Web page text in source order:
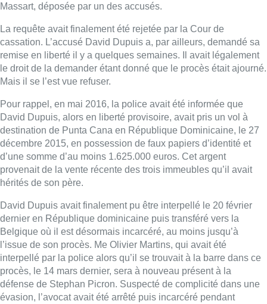
Massart, déposée par un des accusés.
La requête avait finalement été rejetée par la Cour de
cassation. L’accusé David Dupuis a, par ailleurs, demandé sa
remise en liberté il y a quelques semaines. Il avait légalement
le droit de la demander étant donné que le procès était ajourné.
Mais il se l’est vue refuser.
Pour rappel, en mai 2016, la police avait été informée que
David Dupuis, alors en liberté provisoire, avait pris un vol à
destination de Punta Cana en République Dominicaine, le 27
décembre 2015, en possession de faux papiers d’identité et
d’une somme d’au moins 1.625.000 euros. Cet argent
provenait de la vente récente des trois immeubles qu’il avait
hérités de son père.
David Dupuis avait finalement pu être interpellé le 20 février
dernier en République dominicaine puis transféré vers la
Belgique où il est désormais incarcéré, au moins jusqu’à
l’issue de son procès. Me Olivier Martins, qui avait été
interpellé par la police alors qu’il se trouvait à la barre dans ce
procès, le 14 mars dernier, sera à nouveau présent à la
défense de Stephan Picron. Suspecté de complicité dans une
évasion, l’avocat avait été arrêté puis incarcéré pendant